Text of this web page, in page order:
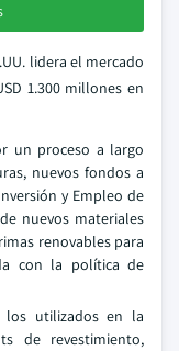
lidera el mercado
1.300 millones en
un proceso a largo
nuevos fondos a
y Empleo de
nuevos materiales
renovables para
con la política de
los utilizados en la
de revestimiento,